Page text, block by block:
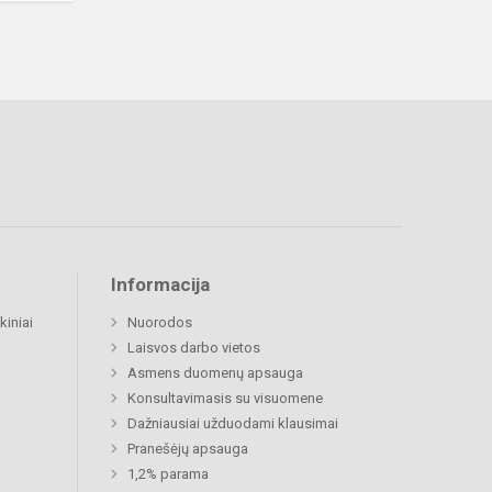
Informacija
Nuorodos
Laisvos darbo vietos
Asmens duomenų apsauga
Konsultavimasis su visuomene
Dažniausiai užduodami klausimai
Pranešėjų apsauga
1,2% parama